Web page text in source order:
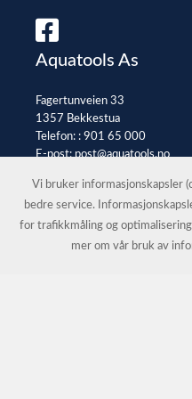
Aquatools As
Fagertunveien 33
1357 Bekkestua
Telefon: : 901 65 000
E-post:post@aquatools.no
© Aquatools As |
Vi bruker informasjonskapsler
bedre service.
for trafikkmåling og
mer om vår bruk av